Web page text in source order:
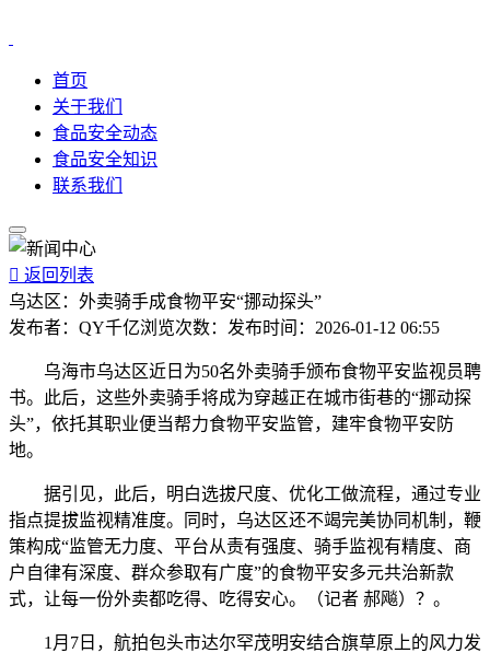
首页
关于我们
食品安全动态
食品安全知识
联系我们
 返回列表
乌达区：外卖骑手成食物平安“挪动探头”
发布者： QY千亿浏览次数： 发布时间： 2026-01-12 06:55
乌海市乌达区近日为50名外卖骑手颁布食物平安监视员聘
书。此后，这些外卖骑手将成为穿越正在城市街巷的“挪动探
头”，依托其职业便当帮力食物平安监管，建牢食物平安防
地。
据引见，此后，明白选拔尺度、优化工做流程，通过专业
指点提拔监视精准度。同时，乌达区还不竭完美协同机制，鞭
策构成“监管无力度、平台从责有强度、骑手监视有精度、商
户自律有深度、群众参取有广度”的食物平安多元共治新款
式，让每一份外卖都吃得、吃得安心。（记者 郝飚）？。
1月7日，航拍包头市达尔罕茂明安结合旗草原上的风力发